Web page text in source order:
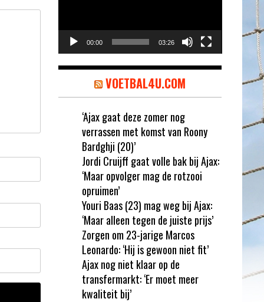
00:00 03:26
VOETBAL4U.COM
‘Ajax gaat deze zomer nog
verrassen met komst van Roony
Bardghji (20)’
Jordi Cruijff gaat volle bak bij Ajax:
‘Maar opvolger mag de rotzooi
opruimen’
Youri Baas (23) mag weg bij Ajax:
‘Maar alleen tegen de juiste prijs’
Zorgen om 23-jarige Marcos
Leonardo: ‘Hij is gewoon niet fit’
Ajax nog niet klaar op de
transfermarkt: ‘Er moet meer
kwaliteit bij’